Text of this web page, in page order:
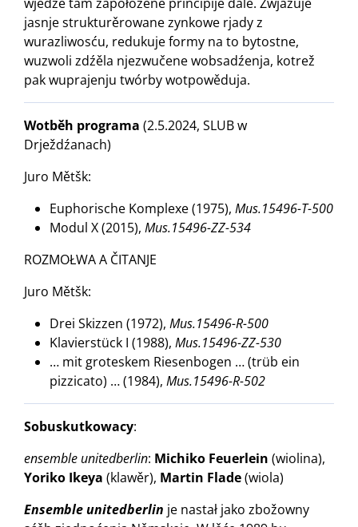
jasnje strukturěrowane zynkowe rjady z
wurazliwosću, redukuje formy na to bytostne,
wuzwoli zdźěla njezwučene wobsadźenja, kotrež
pak wuprajenju twórby wotpowěduja.
Wotběh programa (2.5.2024, SLUB w
Drježdźanach)
Juro Mětšk:
Euphorische Komplexe (1975), Mus.15496-T-500
Modul X (2015), Mus.15496-ZZ-534
ROZMOŁWA A ČITANJE
Juro Mětšk:
Drei Skizzen (1972), Mus.15496-R-500
Klavierstück I (1988), Mus.15496-ZZ-530
… mit groteskem Riesenbogen … (trüb ein
pizzicato) … (1984), Mus.15496-R-502
Sobuskutkowacy:
ensemble unitedberlin: Michiko Feuerlein (wiolina),
Yoriko Ikeya (klawěr), Martin Flade(wiola)
Ensemble unitedberlin je nastał jako zbožowny